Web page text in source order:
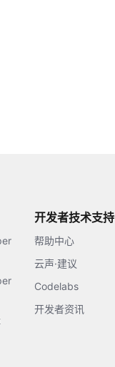
开发者技术支持
帮助中心
云声·建议
Codelabs
开发者资讯